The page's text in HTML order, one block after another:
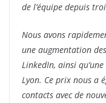
de l’équipe depuis
Nous avons
une augmentation
LinkedIn, ainsi
Lyon. Ce prix nous a
contacts avec de